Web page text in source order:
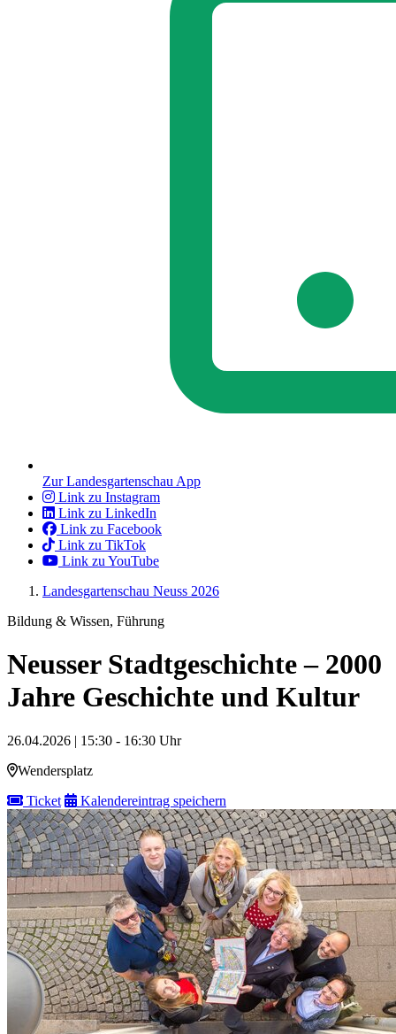
Zur Landesgartenschau App
Link zu Instagram
Link zu LinkedIn
Link zu Facebook
Link zu TikTok
Link zu YouTube
Landesgartenschau Neuss 2026
Bildung & Wissen, Führung
Neusser Stadtgeschichte – 2000
Jahre Geschichte und Kultur
26.04.2026 | 15:30 - 16:30 Uhr
Wendersplatz
Ticket
Kalendereintrag speichern